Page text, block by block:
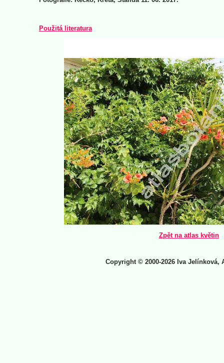
Použitá literatura
Zpět na atlas květin
Copyright © 2000-2026 Iva Jelínková,